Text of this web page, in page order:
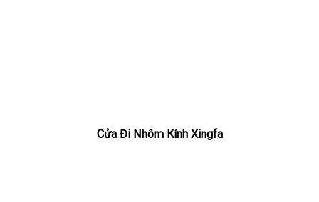
Cửa Đi Nhôm Kính Xingfa